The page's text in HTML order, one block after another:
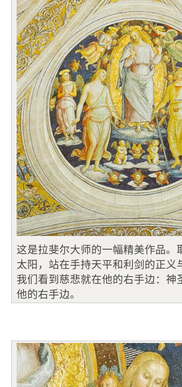
这是拉斐尔大师的一幅精美作品。
太阳，站在手持天平和利剑的正义
我们看到慈悲就在他的右手边：神
他的右手边。